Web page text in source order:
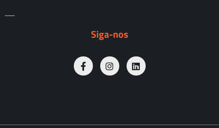
Siga-nos